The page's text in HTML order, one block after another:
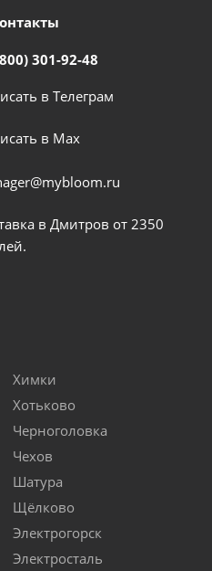
301-92-48
в Телеграм
в Мах
в Дмитров от 2350
Химки
Хотьково
Черноголовка
Чехов
Шатура
Щёлково
Электрогорск
Электросталь